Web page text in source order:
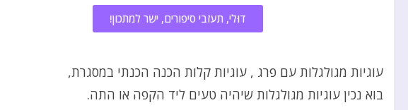
דוּלי, תעזבי סיפורים, ישר למתכון!
עוגיות מגולגלות עם פרג , עוגיות קלות הכנה הכנתי במסגרת,
בוא נכין עוגיות מגולגלות שיהיה טעים ליד הקפה או התה.